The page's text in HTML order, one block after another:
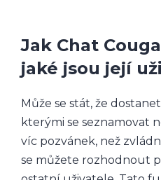
Jak Chat
jaké jsou její
Může se stát, že
kterými se seznamovat
víc pozvánek, než
se můžete rozhodnout